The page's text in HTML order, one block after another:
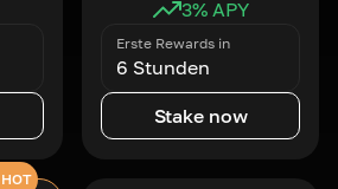
3% APY
Erste Rewards in
6 Stunden
Stake now
HOT